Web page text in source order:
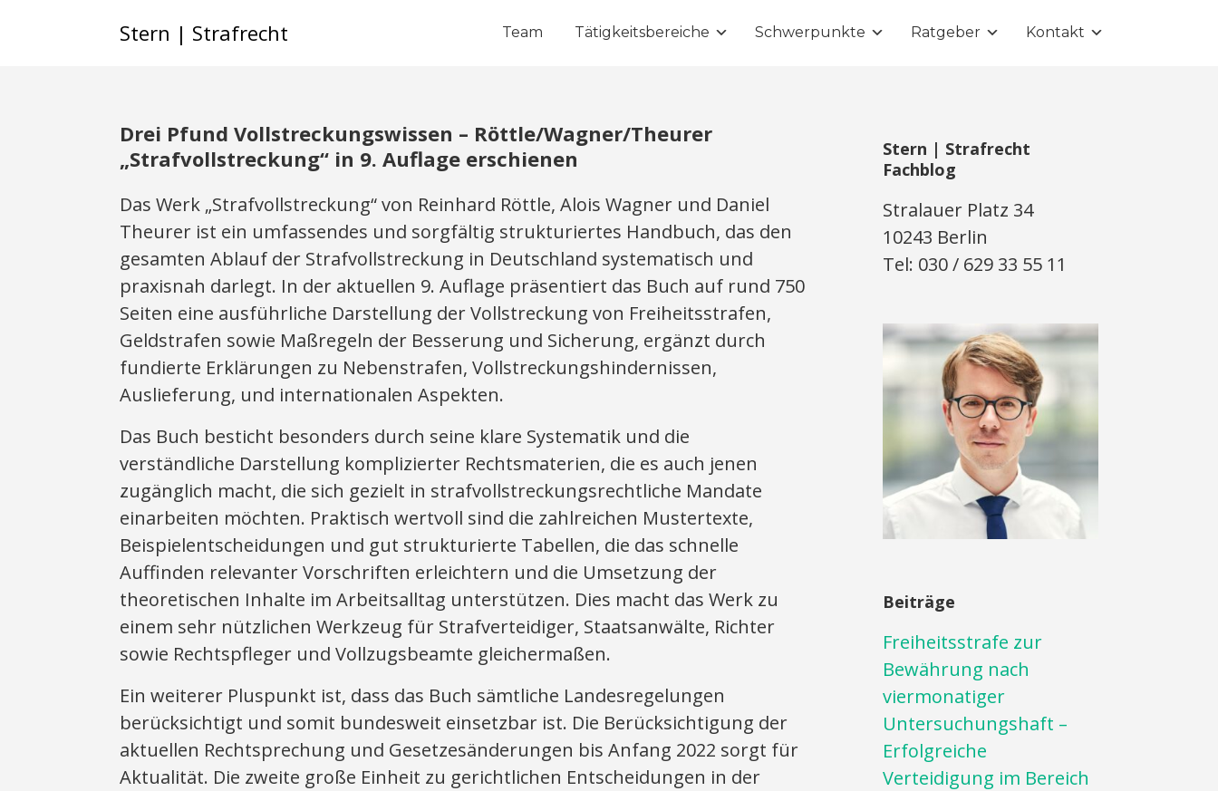
Stern | Strafrecht Team Tätigkeitsbereiche Schwerpunkte Ratgeber Kontakt
Drei Pfund Vollstreckungswissen – Röttle/Wagner/Theurer
„Strafvollstreckung“ in 9. Auflage erschienen
Das Werk „Strafvollstreckung“ von Reinhard Röttle, Alois Wagner und Daniel
Theurer ist ein umfassendes und sorgfältig strukturiertes Handbuch, das den
gesamten Ablauf der Strafvollstreckung in Deutschland systematisch und
praxisnah darlegt. In der aktuellen 9. Auflage präsentiert das Buch auf rund 750
Seiten eine ausführliche Darstellung der Vollstreckung von Freiheitsstrafen,
Geldstrafen sowie Maßregeln der Besserung und Sicherung, ergänzt durch
fundierte Erklärungen zu Nebenstrafen, Vollstreckungshindernissen,
Auslieferung, und internationalen Aspekten.
Das Buch besticht besonders durch seine klare Systematik und die
verständliche Darstellung komplizierter Rechtsmaterien, die es auch jenen
zugänglich macht, die sich gezielt in strafvollstreckungsrechtliche Mandate
einarbeiten möchten. Praktisch wertvoll sind die zahlreichen Mustertexte,
Beispielentscheidungen und gut strukturierte Tabellen, die das schnelle
Auffinden relevanter Vorschriften erleichtern und die Umsetzung der
theoretischen Inhalte im Arbeitsalltag unterstützen. Dies macht das Werk zu
einem sehr nützlichen Werkzeug für Strafverteidiger, Staatsanwälte, Richter
sowie Rechtspfleger und Vollzugsbeamte gleichermaßen.
Ein weiterer Pluspunkt ist, dass das Buch sämtliche Landesregelungen
berücksichtigt und somit bundesweit einsetzbar ist. Die Berücksichtigung der
aktuellen Rechtsprechung und Gesetzesänderungen bis Anfang 2022 sorgt für
Aktualität. Die zweite große Einheit zu gerichtlichen Entscheidungen in der
Stern | Strafrecht
Fachblog
Stralauer Platz 34
10243 Berlin
Tel: 030 / 629 33 55 11
Beiträge
Freiheitsstrafe zur
Bewährung nach
viermonatiger
Untersuchungshaft –
Erfolgreiche
Verteidigung im Bereich